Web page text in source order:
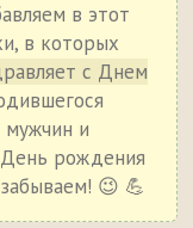
в этот
в которых
с Днем
и
рождения
😉 💪